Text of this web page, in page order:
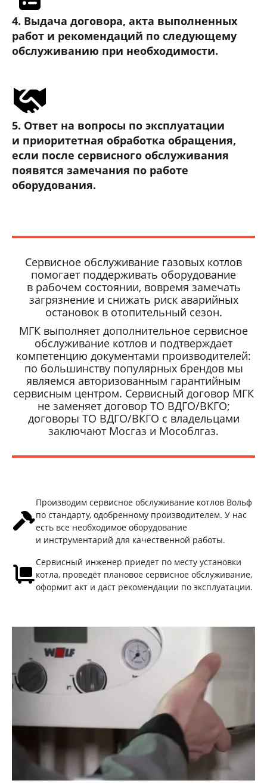
4. Выдача договора, акта выполненных
работ и рекомендаций по следующему
обслуживанию при необходимости.
5. Ответ на вопросы по эксплуатации
и приоритетная обработка обращения,
если после сервисного обслуживания
появятся замечания по работе
оборудования.
Сервисное обслуживание газовых котлов
помогает поддерживать оборудование
в рабочем состоянии, вовремя замечать
загрязнение и снижать риск аварийных
остановок в отопительный сезон.
МГК выполняет дополнительное сервисное
обслуживание котлов и подтверждает
компетенцию документами производителей:
по большинству популярных брендов мы
являемся авторизованным гарантийным
сервисным центром. Сервисный договор МГК
не заменяет договор ТО ВДГО/ВКГО;
договоры ТО ВДГО/ВКГО с владельцами
заключают Мосгаз и Мособлгаз.
Производим сервисное обслуживание котлов Вольф
по стандарту, одобренному производителем. У нас
есть все необходимое оборудование
и инструментарий для качественной работы.
Сервисный инженер приедет по месту установки
котла, проведёт плановое сервисное обслуживание,
оформит акт и даст рекомендации по эксплуатации.